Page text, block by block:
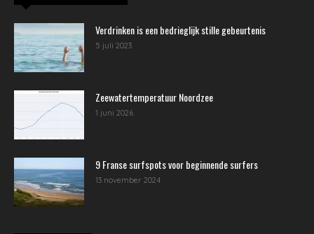
Verdrinken is een bedrieglijk stille gebeurtenis
5 juli 2023
Zeewatertemperatuur Noordzee
1 juni 2026
9 Franse surfspots voor beginnende surfers
13 november 2024